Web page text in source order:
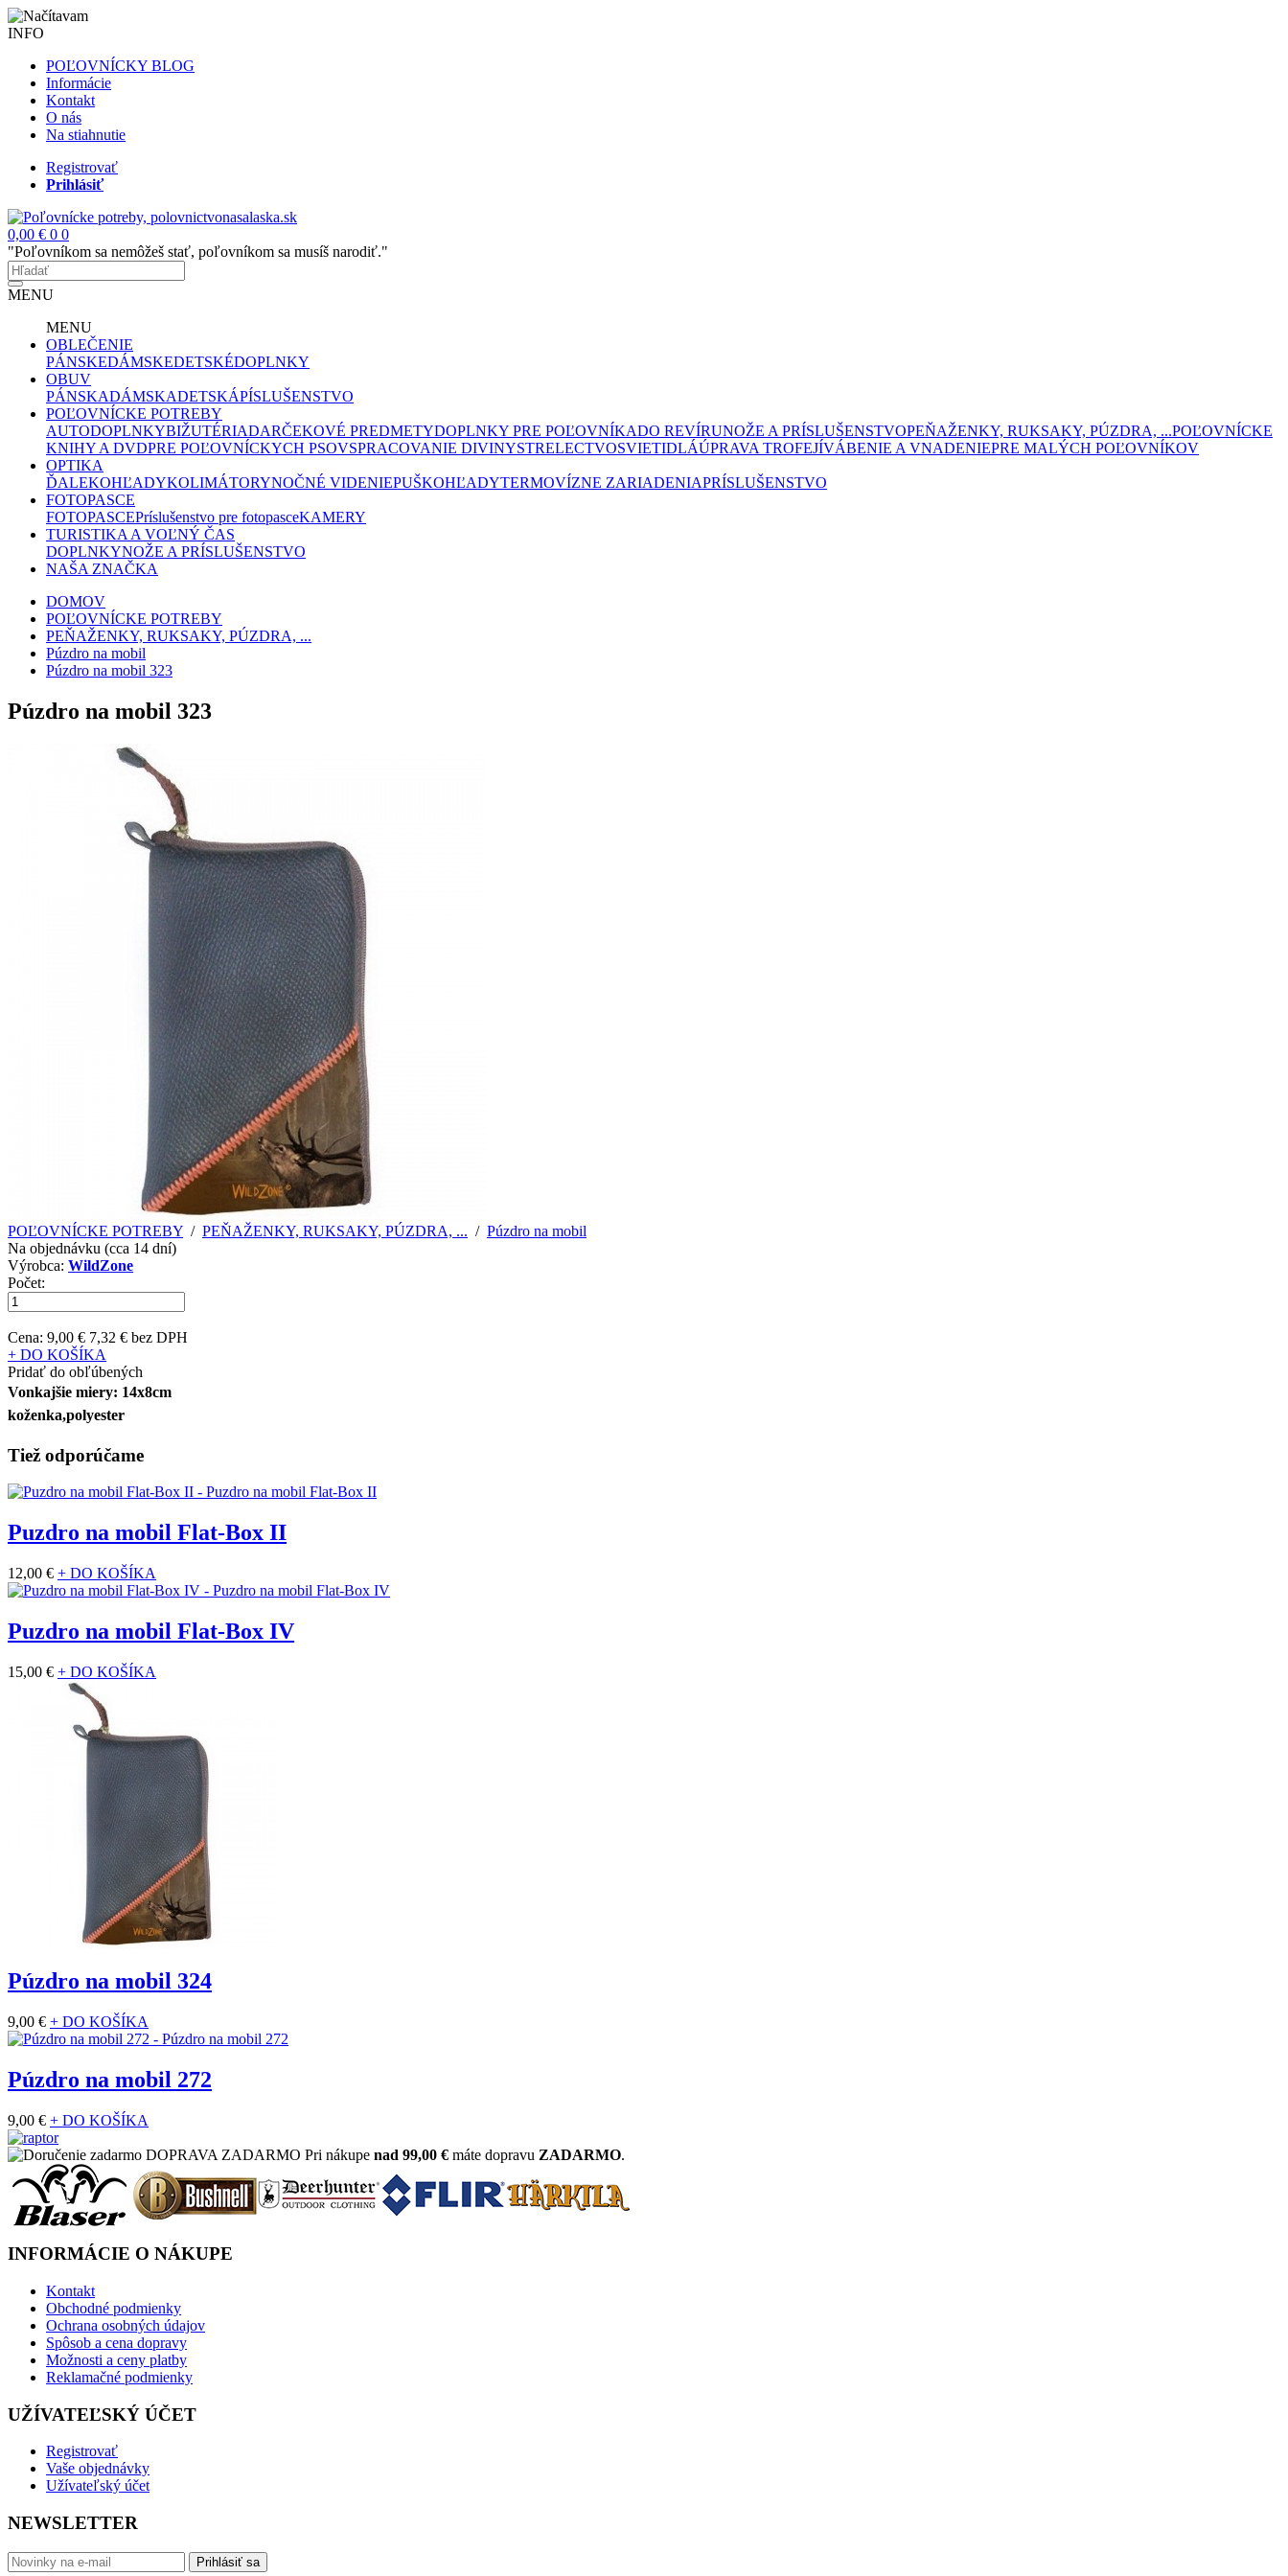
INFO
POĽOVNÍCKY BLOG
Informácie
Kontakt
O nás
Na stiahnutie
Registrovať
Prihlásiť
0,00 € 0 0
"Poľovníkom sa nemôžeš stať, poľovníkom sa musíš narodiť."
MENU
MENU
OBLEČENIE
PÁNSKEDÁMSKEDETSKÉDOPLNKY
OBUV
PÁNSKADÁMSKADETSKÁPÍSLUŠENSTVO
POĽOVNÍCKE POTREBY
AUTODOPLNKYBIŽUTÉRIADARČEKOVÉ PREDMETYDOPLNKY PRE POĽOVNÍKADO REVÍRUNOŽE A PRÍSLUŠENSTVOPEŇAŽENKY, RUKSAKY, PÚZDRA, ...POĽOVNÍCKE
KNIHY A DVDPRE POĽOVNÍCKYCH PSOVSPRACOVANIE DIVINYSTRELECTVOSVIETIDLÁÚPRAVA TROFEJÍVÁBENIE A VNADENIEPRE MALÝCH POĽOVNÍKOV
OPTIKA
ĎALEKOHĽADYKOLIMÁTORYNOČNÉ VIDENIEPUŠKOHĽADYTERMOVÍZNE ZARIADENIAPRÍSLUŠENSTVO
FOTOPASCE
FOTOPASCEPríslušenstvo pre fotopasceKAMERY
TURISTIKA A VOĽNÝ ČAS
DOPLNKYNOŽE A PRÍSLUŠENSTVO
NAŠA ZNAČKA
DOMOV
POĽOVNÍCKE POTREBY
PEŇAŽENKY, RUKSAKY, PÚZDRA, ...
Púzdro na mobil
Púzdro na mobil 323
Púzdro na mobil 323
POĽOVNÍCKE POTREBY / PEŇAŽENKY, RUKSAKY, PÚZDRA, ... / Púzdro na mobil
Na objednávku (cca 14 dní)
Výrobca: WildZone
Počet:
Cena: 9,00 € 7,32 € bez DPH
+ DO KOŠÍKA
Pridať do obľúbených
Vonkajšie miery: 14x8cm
koženka,polyester
Tiež odporúčame
Puzdro na mobil Flat-Box II
12,00 € + DO KOŠÍKA
Puzdro na mobil Flat-Box IV
15,00 € + DO KOŠÍKA
Púzdro na mobil 324
9,00 € + DO KOŠÍKA
Púzdro na mobil 272
9,00 € + DO KOŠÍKA
DOPRAVA ZADARMO Pri nákupe nad 99,00 € máte dopravu ZADARMO.
INFORMÁCIE O NÁKUPE
Kontakt
Obchodné podmienky
Ochrana osobných údajov
Spôsob a cena dopravy
Možnosti a ceny platby
Reklamačné podmienky
UŽÍVATEĽSKÝ ÚČET
Registrovať
Vaše objednávky
Užívateľský účet
NEWSLETTER
Prihlásiť sa